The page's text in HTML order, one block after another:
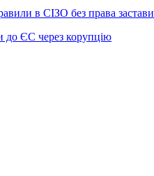
в СІЗО без права застави
до ЄС через корупцію